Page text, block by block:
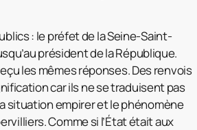
: le préfet de la Seine-Saint-
président de la République.
les mêmes réponses. Des renvois
car ils ne se traduisent pas
situation empirer et le phénomène
Comme si l’État était aux